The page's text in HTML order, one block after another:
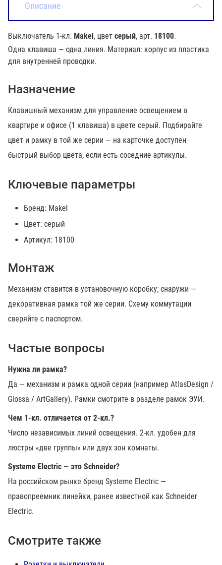
Описание
Выключатель 1-кл. Makel, цвет серый, арт. 18100.
Одна клавиша — одна линия. Материал: корпус из пластика
для внутренней проводки.
Назначение
Клавишный механизм для управление освещением в
квартире и офисе (1 клавиша) в цвете серый. Подбирайте
цвет и рамку в той же серии — на карточке доступен
быстрый выбор цвета, если есть соседние артикулы.
Ключевые параметры
Бренд: Makel
Цвет: серый
Артикул: 18100
Монтаж
Механизм ставится в установочную коробку; снаружи —
декоративная рамка той же серии. Схему коммутации
сверяйте с паспортом.
Частые вопросы
Нужна ли рамка?
Да — механизм и рамка одной серии (например AtlasDesign /
Glossa / ArtGallery). Рамки смотрите в разделе рамок ЭУИ.
Чем 1-кл. отличается от 2-кл.?
Число независимых линий освещения. 2-кл. удобен для
люстры «две группы» или двух зон комнаты.
Systeme Electric — это Schneider?
На российском рынке бренд Systeme Electric —
правопреемник линейки, ранее известной как Schneider
Electric.
Смотрите также